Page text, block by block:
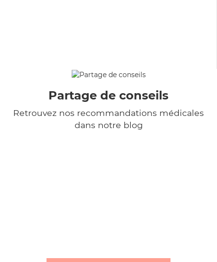
Partage de conseils
Retrouvez nos recommandations médicales
dans notre blog